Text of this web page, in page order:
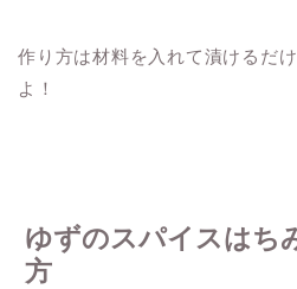
作り方は材料を入れて漬けるだ
よ！
ゆずのスパイスはち
方